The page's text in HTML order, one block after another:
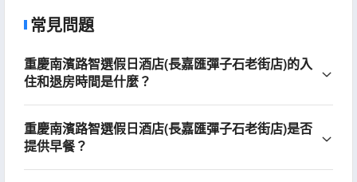
常見問題
重慶南濱路智選假日酒店(長嘉匯彈子石老街店)的入
住和退房時間是什麼？
重慶南濱路智選假日酒店(長嘉匯彈子石老街店)是否
提供早餐？